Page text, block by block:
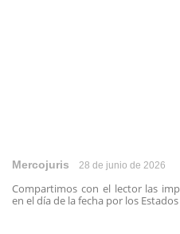
Mercojuris 28 de junio de 2026
Compartimos con el lector las
en el día de la fecha por los Estados